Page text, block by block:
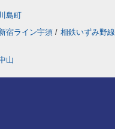
島町
宿ライン宇須 / 相鉄いずみ野線
山